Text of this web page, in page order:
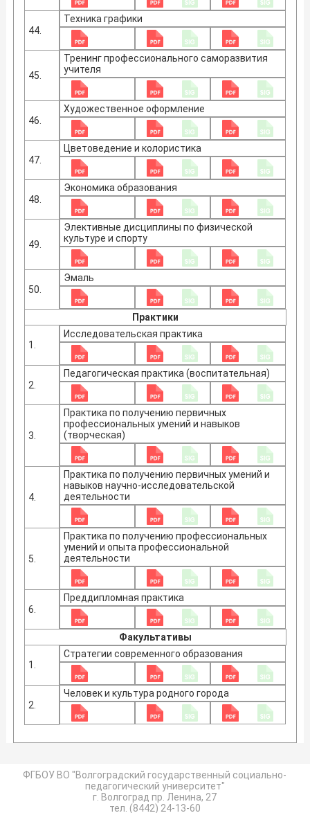
44.
Техника графики
45.
Тренинг профессионального саморазвития
учителя
46.
Художественное оформление
47.
Цветоведение и колористика
48.
Экономика образования
49.
Элективные дисциплины по физической
культуре и спорту
50.
Эмаль
Практики
1.
Исследовательская практика
2.
Педагогическая практика (воспитательная)
3.
Практика по получению первичных
профессиональных умений и навыков
(творческая)
4.
Практика по получению первичных умений и
навыков научно-исследовательской
деятельности
5.
Практика по получению профессиональных
умений и опыта профессиональной
деятельности
6.
Преддипломная практика
Факультативы
1.
Стратегии современного образования
2.
Человек и культура родного города
ФГБОУ ВО "Волгоградский государственный социально-
педагогический университет"
г. Волгоград пр. Ленина, 27
тел. (8442) 24-13-60